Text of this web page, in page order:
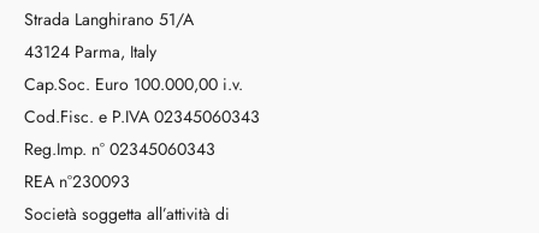
Strada Langhirano 51/A
43124 Parma, Italy
Cap.Soc. Euro 100.000,00 i.v.
Cod.Fisc. e P.IVA 02345060343
Reg.Imp. n° 02345060343
REA n°230093
Società soggetta all’attività di